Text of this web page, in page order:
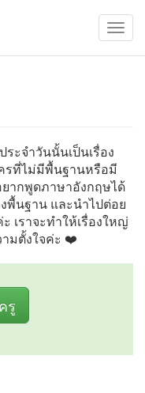
ะจำวันนั้นเป็นเรื่อง
รที่ไม่มีพื้นฐานหรือมี
ากพูดภาษาอังกฤษได้
พื้นฐาน และนำไปต่อย
เราจะทำให้เรื่องใหญ่
ามตั้งใจค่ะ ❤️
รู